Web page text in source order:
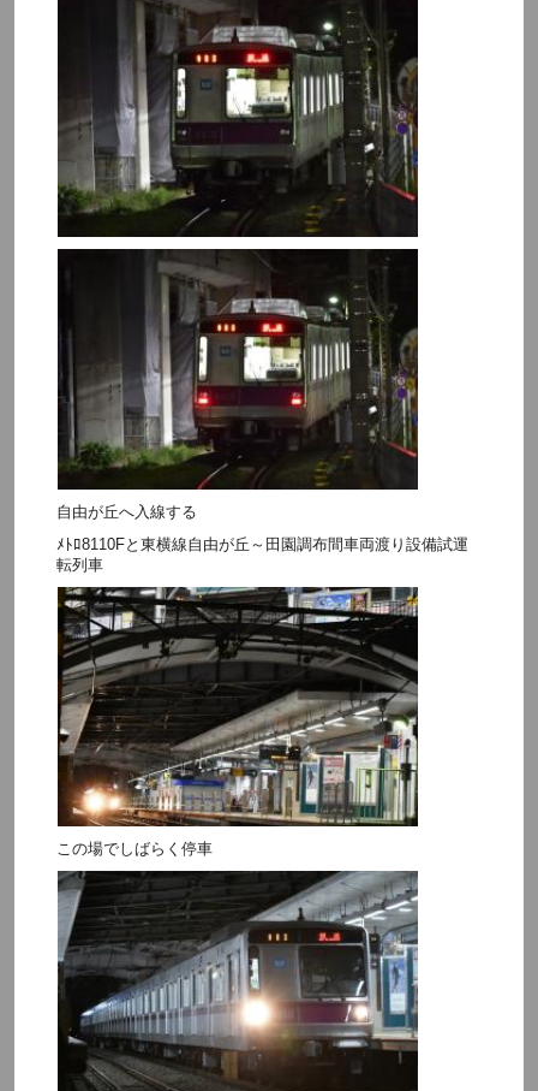
自由が丘へ入線する
ﾒﾄﾛ8110Fと東横線自由が丘～田園調布間車両渡り設備試運
転列車
この場でしばらく停車